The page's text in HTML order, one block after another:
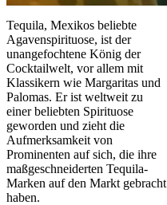
Tequila, Mexikos beliebte
Agavenspirituose, ist der
unangefochtene König der
Cocktailwelt, vor allem mit
Klassikern wie Margaritas und
Palomas. Er ist weltweit zu
einer beliebten Spirituose
geworden und zieht die
Aufmerksamkeit von
Prominenten auf sich, die ihre
maßgeschneiderten Tequila-
Marken auf den Markt gebracht
haben.